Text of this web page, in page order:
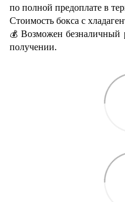
по полной предоплате в
Стоимость бокса с
💰 Возможен безналичный
получении.